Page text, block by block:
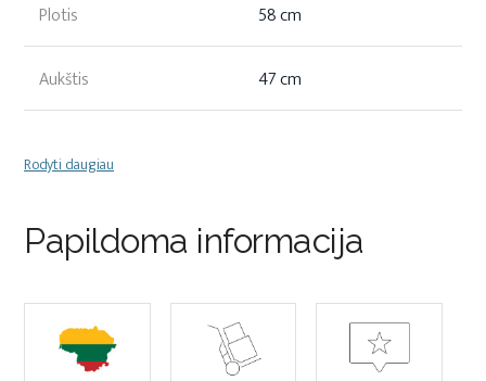
Plotis 58 cm
Aukštis 47 cm
Rodyti daugiau
Papildoma informacija